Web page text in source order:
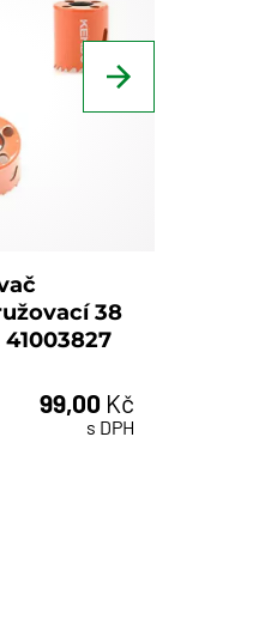
38
99,00 Kč
s DPH